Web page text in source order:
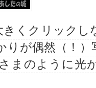
きくクリック
りが偶然（！
まのように光